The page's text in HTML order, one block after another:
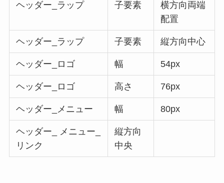
ヘッダー_ラップ 子要素
横方向両端
配置
ヘッダー_ラップ 子要素 縦方向中心
ヘッダー_ロゴ 幅 54px
ヘッダー_ロゴ 高さ 76px
ヘッダー_メニュー 幅 80px
ヘッダー_ メニュー_
リンク
縦方向
中央